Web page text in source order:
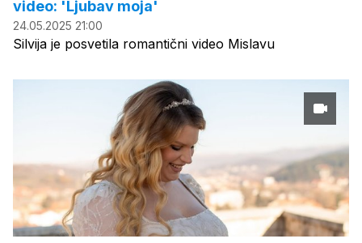
video: 'Ljubav moja'
24.05.2025 21:00
Silvija je posvetila romantični video Mislavu